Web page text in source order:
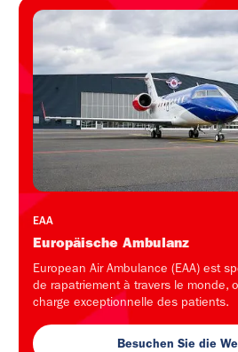
EAA
Europäische Ambulanz
European Air Ambulance (EAA) est
de rapatriement à travers le monde,
charge exceptionnelle des patients.
Besuchen Sie die